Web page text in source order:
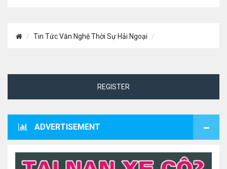
Tin Tức Văn Nghệ Thời Sự Hải Ngoại
REGISTER
ADVERTISEMENT